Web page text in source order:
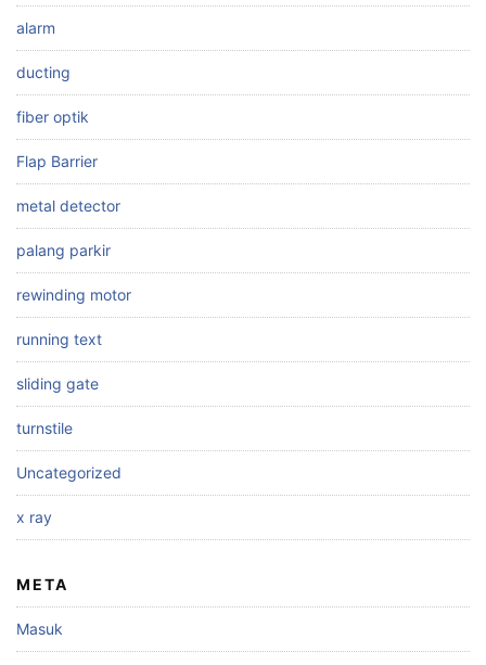
alarm
ducting
fiber optik
Flap Barrier
metal detector
palang parkir
rewinding motor
running text
sliding gate
turnstile
Uncategorized
x ray
META
Masuk